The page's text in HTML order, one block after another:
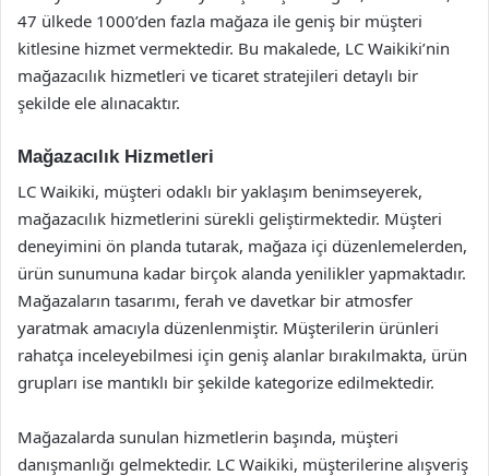
47 ülkede 1000’den fazla mağaza ile geniş bir müşteri
kitlesine hizmet vermektedir. Bu makalede, LC Waikiki’nin
mağazacılık hizmetleri ve ticaret stratejileri detaylı bir
şekilde ele alınacaktır.
Mağazacılık Hizmetleri
LC Waikiki, müşteri odaklı bir yaklaşım benimseyerek,
mağazacılık hizmetlerini sürekli geliştirmektedir. Müşteri
deneyimini ön planda tutarak, mağaza içi düzenlemelerden,
ürün sunumuna kadar birçok alanda yenilikler yapmaktadır.
Mağazaların tasarımı, ferah ve davetkar bir atmosfer
yaratmak amacıyla düzenlenmiştir. Müşterilerin ürünleri
rahatça inceleyebilmesi için geniş alanlar bırakılmakta, ürün
grupları ise mantıklı bir şekilde kategorize edilmektedir.
Mağazalarda sunulan hizmetlerin başında, müşteri
danışmanlığı gelmektedir. LC Waikiki, müşterilerine alışveriş